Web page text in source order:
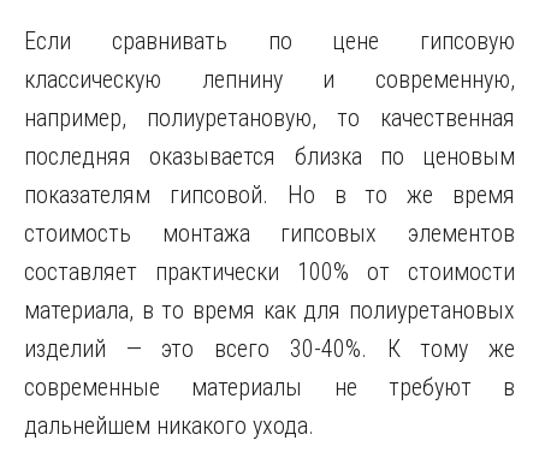
Если сравнивать по цене гипсовую
классическую лепнину и современную,
например, полиуретановую, то качественная
последняя оказывается близка по ценовым
показателям гипсовой. Но в то же время
стоимость монтажа гипсовых элементов
составляет практически 100% от стоимости
материала, в то время как для полиуретановых
изделий — это всего 30-40%. К тому же
современные материалы не требуют в
дальнейшем никакого ухода.